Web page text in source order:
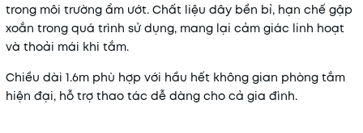
trong môi trường ẩm ướt. Chất liệu dây bền bỉ, hạn chế gập
xoắn trong quá trình sử dụng, mang lại cảm giác linh hoạt
và thoải mái khi tắm.
Chiều dài 1.6m phù hợp với hầu hết không gian phòng tắm
hiện đại, hỗ trợ thao tác dễ dàng cho cả gia đình.